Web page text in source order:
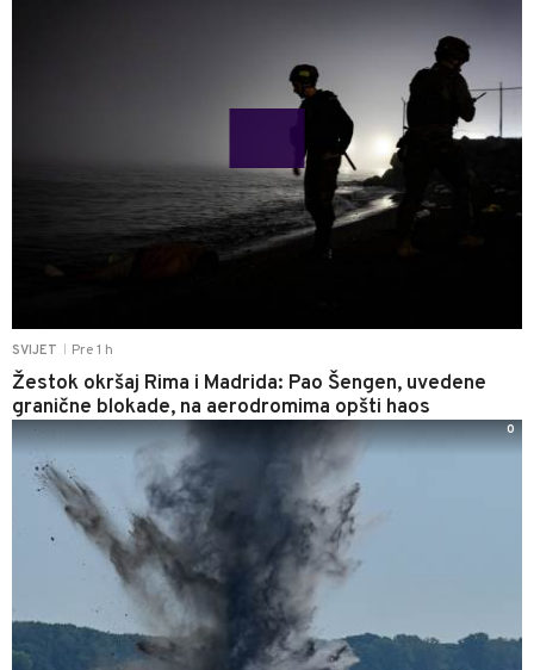
SVIJET Pre 1 h
Žestok okršaj Rima i Madrida: Pao Šengen, uvedene
granične blokade, na aerodromima opšti haos
0